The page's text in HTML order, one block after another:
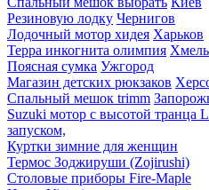
Резиновую лодку Чернигов
Лодочный мотор хидея Харьков
Терра инкогнита олимпия
Поясная сумка Ужгород
Магазин детских рюкзаков
Спальный мешок trimm
Suzuki мотор с высотой
запуском,
Куртки зимние для женщин
Термос Зоджируши (Zojirushi)
Столовые приборы Fire-Maple